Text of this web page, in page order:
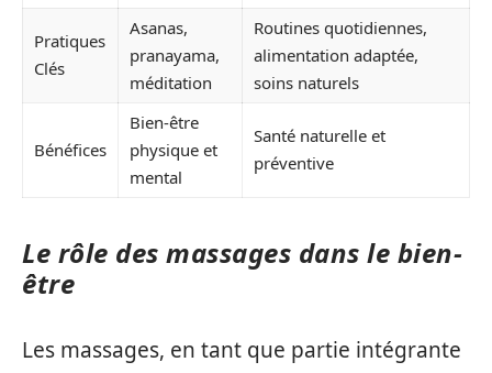
Pratiques
Clés
Asanas,
pranayama,
méditation
Routines quotidiennes,
alimentation adaptée,
soins naturels
Bénéfices
Bien-être
physique et
mental
Santé naturelle et
préventive
Le rôle des massages dans le bien-
être
Les massages, en tant que partie intégrante